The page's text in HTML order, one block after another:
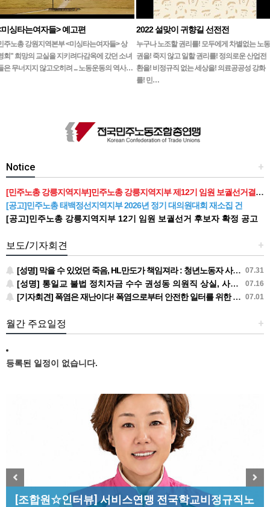
미싱타는여자들> 예고편
주노총 강원지역본부 <미싱타는여자들> 상
회" 희망의 교실을 지키려다감옥에 갔던 소녀
은 무너지지 않고오히려 ... 노동운동의 역사…
2022 설맞이 귀향길 선전전
누구나 노조할 권리를! 모두에게 차별없는 노동
권을! 죽지 않고 일할 권리를! 정의로운 산업전
환을! 비정규직 없는 세상을! 의료공공성 강화
를! 민…
+
Notice
[민주노총 강릉지역지부]민주노총 강릉지역지부 제12기 임원 보궐선거결과 공고
[공고]민주노총 태백정선지역지부 2026년 정기 대의원대회 재소집 건
[공고]민주노총 강릉지역지부 12기 임원 보궐선거 후보자 확정 공고
+
보도/기자회견
07.31
[성명] 막을 수 있었던 죽음, HL만도가 책임져라 : 청년노동자 사망사고의 철저한 진상규명과 재발방지 대책 마련하라
07.16
[성명] 통일교 불법 정치자금 수수 권성동 의원직 상실, 사필귀정이다
07.01
[기자회견] 폭염은 재난이다! 폭염으로부터 안전한 일터를 위한 민주노총 강원지역본부 폭염감시단 선포 기자회견
+
월간 주요일정
등록된 일정이 없습니다.
[성명] 막을 수 있었던 죽음, HL만도가 책임져라 :
[조합원☆인터뷰] 서비스연맹 전국학교비정규직노
[산별소식] 건설산업연맹 플랜트건설노조 강원충
Previous